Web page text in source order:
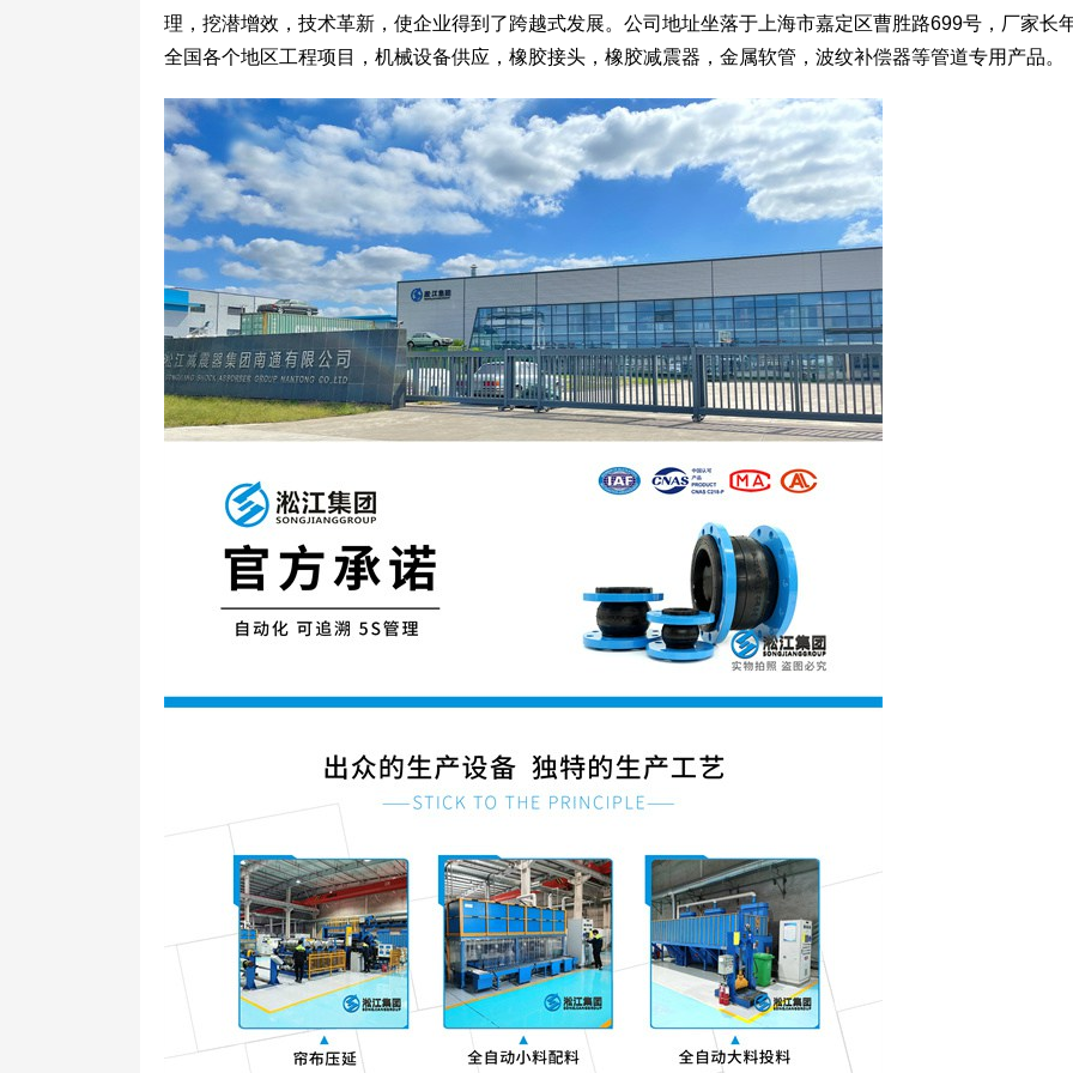
理，挖潜增效，技术革新，使企业得到了跨越式发展。公司地址坐落于上海市嘉定区曹胜路699号，厂家长
全国各个地区工程项目，机械设备供应，橡胶接头，橡胶减震器，金属软管，波纹补偿器等管道专用产品。